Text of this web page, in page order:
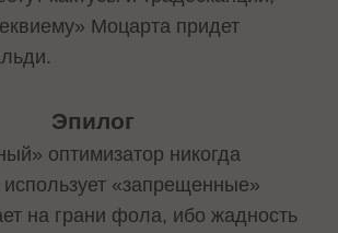
Моцарта придет
Эпилог
оптимизатор никогда
использует «запрещенные»
на грани фола, ибо жадность